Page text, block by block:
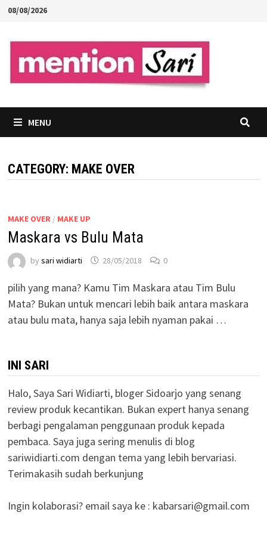
Skip
content
08/08/2026
MENU
CATEGORY: MAKE OVER
MAKE OVER/ MAKE UP
Maskara vs Bulu Mata
by sari widiarti 28/05/2018 0
pilih yang mana? Kamu Tim Maskara atau Tim Bulu
Mata? Bukan untuk mencari lebih baik antara maskara
atau bulu mata, hanya saja lebih nyaman pakai …
INI SARI
Halo, Saya Sari Widiarti, bloger Sidoarjo yang senang
review produk kecantikan. Bukan expert hanya senang
berbagi pengalaman penggunaan produk kepada
pembaca. Saya juga sering menulis di blog
sariwidiarti.com dengan tema yang lebih bervariasi.
Terimakasih sudah berkunjung
Ingin kolaborasi? email saya ke : kabarsari@gmail.com